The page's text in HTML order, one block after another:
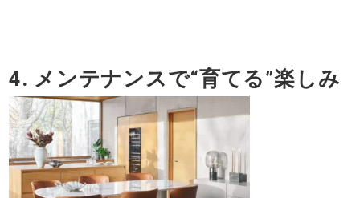
4. メンテナンスで“育てる”楽しみ